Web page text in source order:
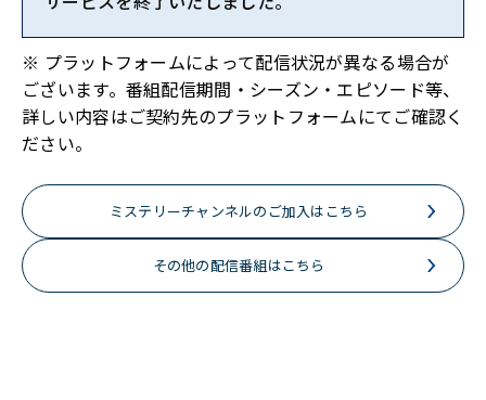
※ プラットフォームによって配信状況が異なる場合が
ございます。番組配信期間・シーズン・エピソード等、
詳しい内容はご契約先のプラットフォームにてご確認く
ださい。
ミステリーチャンネルのご加入はこちら
その他の配信番組はこちら